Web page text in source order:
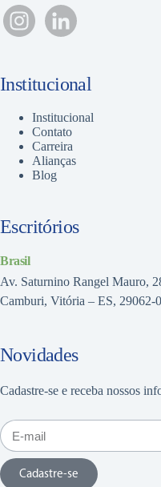
Institucional
Institucional
Contato
Carreira
Alianças
Blog
Escritórios
Brasil
Av. Saturnino Rangel Mauro,
Camburi, Vitória – ES, 29062-
Novidades
Cadastre-se e receba nossos
Cadastre-se